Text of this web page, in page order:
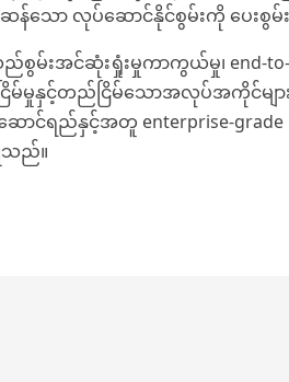
ဆန်သော လုပ်ဆောင်နိုင်စွမ်းကို ပေးစွ
ည်စွမ်းအင်ဆုံးရှုံးမှုကာကွယ်မှု၊ end-to-
မ်မှုနှင့်တည်ငြိမ်သောအလုပ်အကိုင်မျ
ာင်ရည်နှင့်အတူ enterprise-grade
သည်။